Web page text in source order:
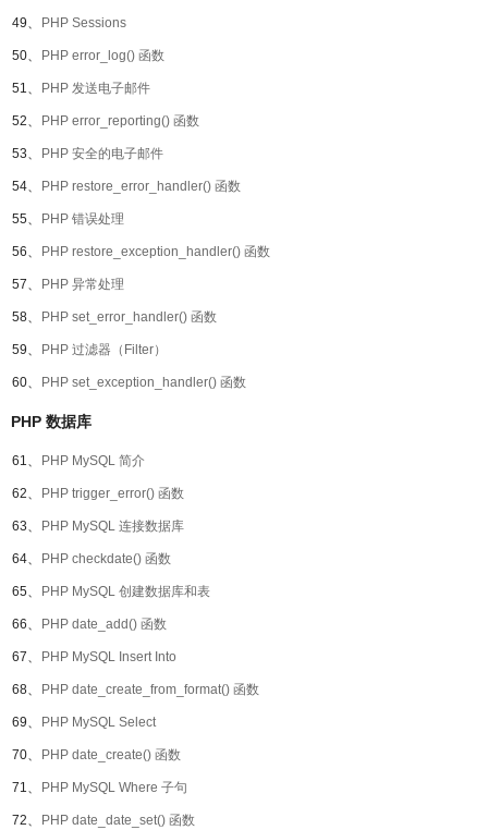
49、 PHP Sessions
50、 PHP error_log() 函数
51、 PHP 发送电子邮件
52、 PHP error_reporting() 函数
53、 PHP 安全的电子邮件
54、 PHP restore_error_handler() 函数
55、 PHP 错误处理
56、 PHP restore_exception_handler() 函数
57、 PHP 异常处理
58、 PHP set_error_handler() 函数
59、 PHP 过滤器（Filter）
60、 PHP set_exception_handler() 函数
PHP 数据库
61、 PHP MySQL 简介
62、 PHP trigger_error() 函数
63、 PHP MySQL 连接数据库
64、 PHP checkdate() 函数
65、 PHP MySQL 创建数据库和表
66、 PHP date_add() 函数
67、 PHP MySQL Insert Into
68、 PHP date_create_from_format() 函数
69、 PHP MySQL Select
70、 PHP date_create() 函数
71、 PHP MySQL Where 子句
72、 PHP date_date_set() 函数